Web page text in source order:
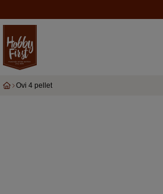
Ovi 4 pellet